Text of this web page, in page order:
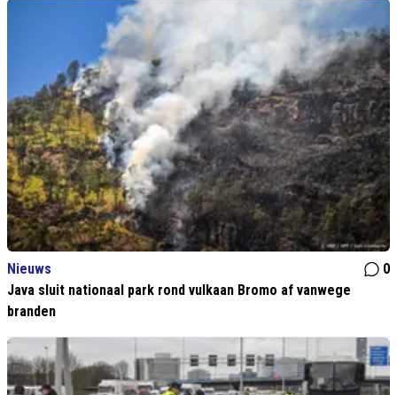
Nieuws
0
Java sluit nationaal park rond vulkaan Bromo af vanwege
branden